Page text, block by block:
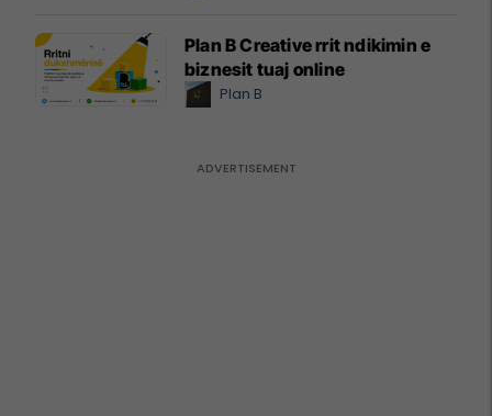
Plan B Creative rrit ndikimin e
biznesit tuaj online
Plan B